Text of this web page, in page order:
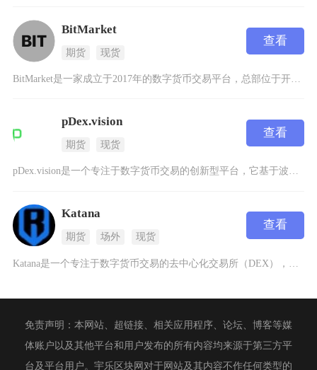
BitMarket
期货 现货
查看
BitMarket是一家成立于2017年的数字货币交易平台，总部位于开曼群岛，目前在全球范
pDex.vision
期货 现货
查看
pDex.vision是一个专注于数字货币交易的创新型平台，它基于波卡生态的Substra
Katana
期货 场外 现货
查看
免责声明：本网站、超链接、相关应用程序、论坛、博客等媒
体账户以及其他平台和用户发布的所有内容均来源于第三方平
台及平台用户。宇乐区块网对于网站及其内容不作任何类型的